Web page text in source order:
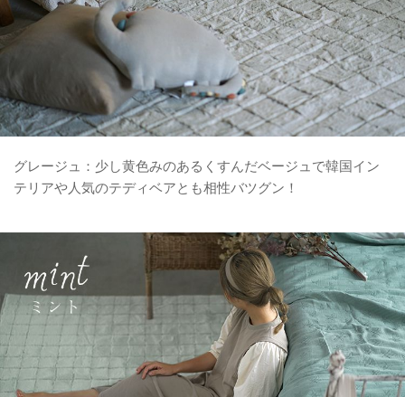
グレージュ：少し黄色みのあるくすんだベージュで韓国イン
テリアや人気のテディベアとも相性バツグン！